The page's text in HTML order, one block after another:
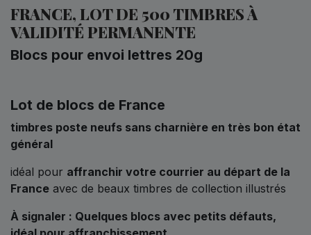
FRANCE, LOT DE 500 TIMBRES À
VALIDITÉ PERMANENTE
Blocs pour envoi lettres 20g
Lot de blocs de France
timbres poste neufs sans charnière en très bon état
général
idéal pour affranchir votre courrier au départ de la
France avec de beaux timbres de collection illustrés
À signaler : Quelques blocs avec petits défauts,